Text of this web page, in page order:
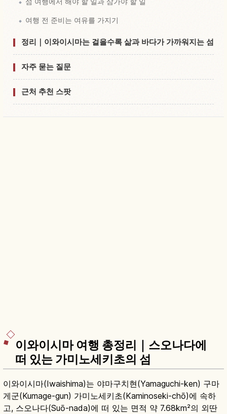
여행 전 준비는 여유를 가지기
정리｜이와이시마는 걸을수록 삶과 바다가 가까워지는 섬
자주 묻는 질문
근처 추천 스팟
이와이시마 여행 총정리｜스오나다에
떠 있는 가미노세키초의 섬
이와이시마(Iwaishima)는 야마구치현(Yamaguchi-ken) 구마
게군(Kumage-gun) 가미노세키초(Kaminoseki-chō)에 속하
고, 스오나다(Suō-nada)에 떠 있는 면적 약 7.68km²의 외딴